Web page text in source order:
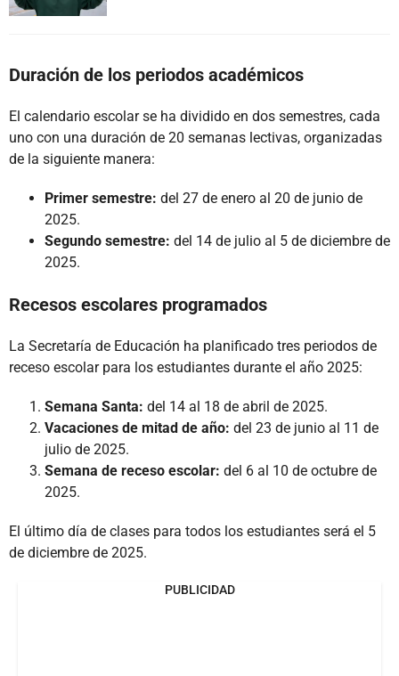
Duración de los periodos académicos
El calendario escolar se ha dividido en dos semestres, cada
uno con una duración de 20 semanas lectivas, organizadas
de la siguiente manera:
Primer semestre: del 27 de enero al 20 de junio de
2025.
Segundo semestre: del 14 de julio al 5 de diciembre de
2025.
Recesos escolares programados
La Secretaría de Educación ha planificado tres periodos de
receso escolar para los estudiantes durante el año 2025:
Semana Santa: del 14 al 18 de abril de 2025.
Vacaciones de mitad de año: del 23 de junio al 11 de
julio de 2025.
Semana de receso escolar: del 6 al 10 de octubre de
2025.
El último día de clases para todos los estudiantes será el 5
de diciembre de 2025.
PUBLICIDAD